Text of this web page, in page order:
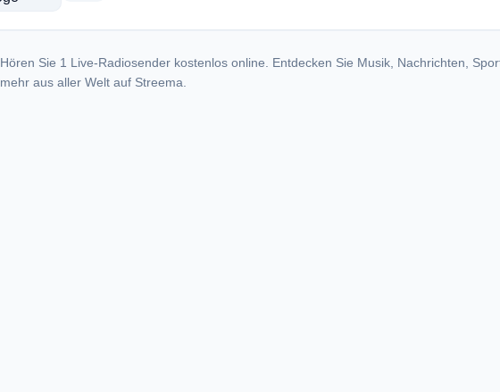
Hören Sie 1 Live-Radiosender kostenlos online. Entdecken Sie Musik, Nachrichten,
mehr aus aller Welt auf Streema.